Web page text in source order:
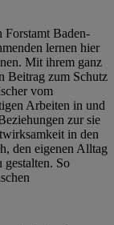
Forstamt Baden-
lernen hier
Mit ihrem ganz
Beitrag zum Schutz
vom
Arbeiten in und
zur sie
in den
den eigenen Alltag
gestalten. So